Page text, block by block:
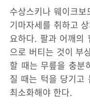
수상스키나 웨이크
기마자세를 취하고
요하다. 팔과 어깨의
으로 버티는 것이 부
할 때는 무릎을 충분
질 때는 턱을 당기고
최소화해야 한다.